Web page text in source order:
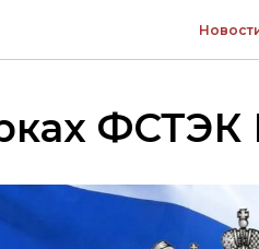
ФСТЭК